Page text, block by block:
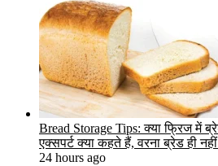
Bread Storage Tips: क्या फ्रिज में
एक्सपर्ट क्या कहते हैं, वरना ब्रेड ही
24 hours ago